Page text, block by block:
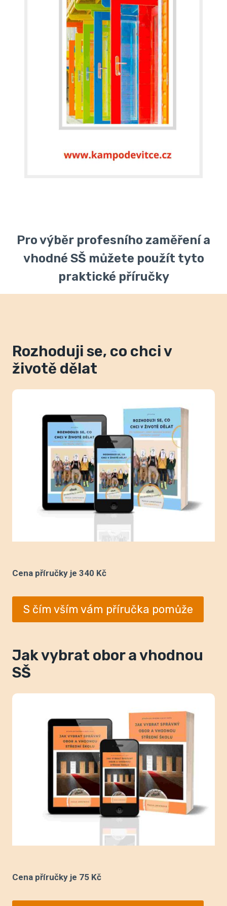
Pro výběr profesního zaměření a
vhodné SŠ můžete použít tyto
praktické příručky
Rozhoduji se, co chci v
životě dělat
Cena příručky je 340 Kč
S čím vším vám příručka pomůže
Jak vybrat obor a vhodnou
SŠ
Cena příručky je 75 Kč